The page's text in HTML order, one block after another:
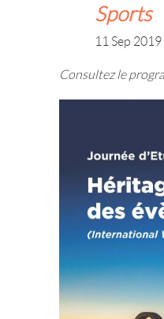
Sports
11 Sep 2019
Consultez le